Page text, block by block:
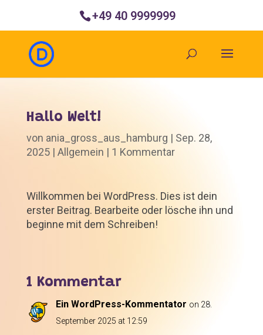
+49 40 9999999
Hallo Welt!
von ania_gross_aus_hamburg | Sep. 28,
2025| Allgemein | 1 Kommentar
Willkommen bei WordPress. Dies ist dein
erster Beitrag. Bearbeite oder lösche ihn und
beginne mit dem Schreiben!
1 Kommentar
Ein WordPress-Kommentator on 28.
September 2025 at 12:59